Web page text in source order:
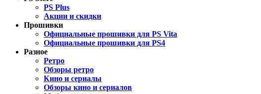
PS Plus
Акции и скидки
Прошивки
Официальные прошивки для PS Vita
Официальные прошивки для PS4
Разное
Ретро
Обзоры ретро
Кино и сериалы
Обзоры кино и сериалов